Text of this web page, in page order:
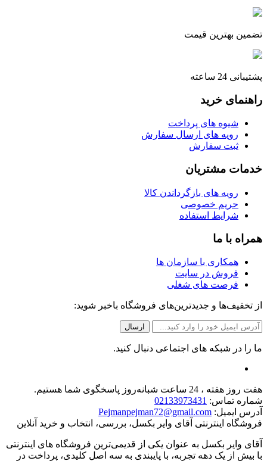
تضمین بهترین قیمت
پشتیبانی 24 ساعته
راهنمای خرید
شیوه های پرداخت
رویه های ارسال سفارش
ثبت سفارش
خدمات مشتریان
رویه های بازگرداندن کالا
حریم خصوصی
شرایط استفاده
همراه با ما
همکاری با سازمان ها
فروش در سایت
فرصت های شغلی
از تخفیف‌ها و جدیدترین‌های فروشگاه باخبر شوید:
ما را در شبکه های اجتماعی دنبال کنید.
هفت روز هفته ، 24 ساعت شبانه‌روز پاسخگوی شما هستیم.
شماره تماس: 02133973431
آدرس ایمیل: Pejmanpejman72@gmail.com
فروشگاه اینترنتی آقای وایر بکسل، بررسی، انتخاب و خرید آنلاین
آقای وایر بکسل به عنوان یکی از قدیمی‌ترین فروشگاه های اینترنتی
با بیش از یک دهه تجربه، با پایبندی به سه اصل کلیدی، پرداخت در